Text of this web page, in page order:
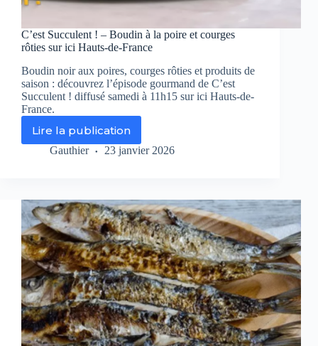
C’est Succulent ! – Boudin à la poire et courges
rôties sur ici Hauts-de-France
Boudin noir aux poires, courges rôties et produits de
saison : découvrez l’épisode gourmand de C’est
Succulent ! diffusé samedi à 11h15 sur ici Hauts-de-
France.
Lire la publication
C’est
Succulent
à
la
poire
et
courges
rôties
sur
ici
Hauts-
de-
France
Gauthier 23 janvier 2026